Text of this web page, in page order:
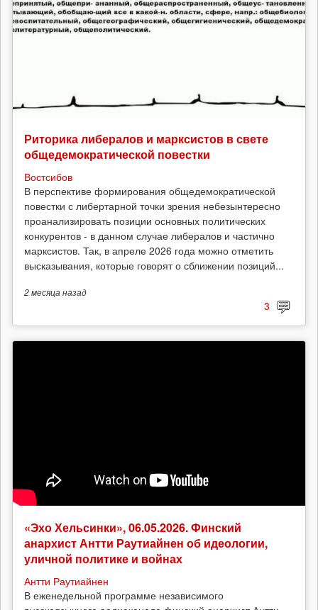
Риторика либералов и марксистов в свете
общедемократической повестки
Востсибов
В перспективе формирования общедемократической
повестки с либертарной точки зрения небезынтересно
проанализировать позиции основных политических
конкурентов - в данном случае либералов и частично
марксистов. Так, в апреле 2026 года можно отметить
высказывания, которые говорят о сближении позиций...
2 месяца назад
3
«Эхо Хельсинки», 06.05.2026. Финский
анархист Антти Раутиайнен об идеологии,
уличной политике и войнах
Антти Раутиайнен
В еженедельной программе независимого